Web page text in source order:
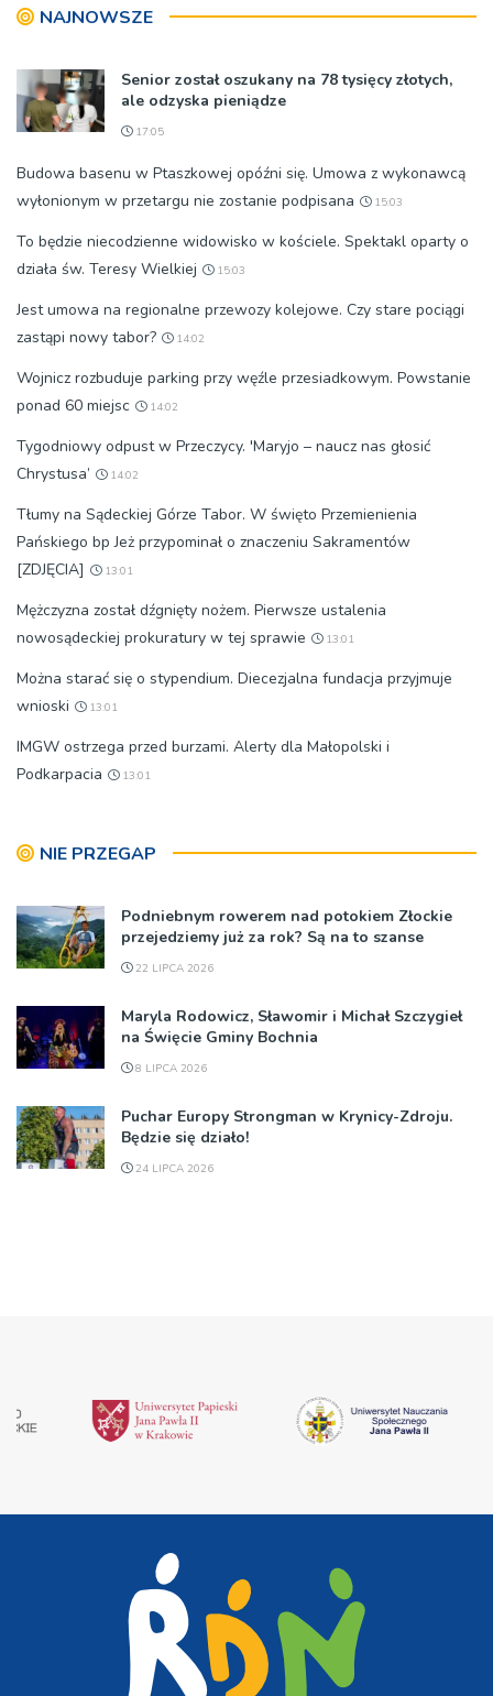
[ZDJĘCIA]
NAJNOWSZE
Senior został oszukany na 78 tysięcy złotych,
ale odzyska pieniądze
17:05
Budowa basenu w Ptaszkowej opóźni się. Umowa z wykonawcą
wyłonionym w przetargu nie zostanie podpisana
15:03
To będzie niecodzienne widowisko w kościele. Spektakl oparty o
działa św. Teresy Wielkiej
15:03
Jest umowa na regionalne przewozy kolejowe. Czy stare pociągi
zastąpi nowy tabor?
14:02
Wojnicz rozbuduje parking przy węźle przesiadkowym. Powstanie
ponad 60 miejsc
14:02
Tygodniowy odpust w Przeczycy. 'Maryjo – naucz nas głosić
Chrystusa’
14:02
Tłumy na Sądeckiej Górze Tabor. W święto Przemienienia
Pańskiego bp Jeż przypominał o znaczeniu Sakramentów
[ZDJĘCIA]
13:01
Mężczyzna został dźgnięty nożem. Pierwsze ustalenia
nowosądeckiej prokuratury w tej sprawie
13:01
Można starać się o stypendium. Diecezjalna fundacja przyjmuje
wnioski
13:01
IMGW ostrzega przed burzami. Alerty dla Małopolski i
Podkarpacia
13:01
NIE PRZEGAP
Podniebnym rowerem nad potokiem Złockie
przejedziemy już za rok? Są na to szanse
22 LIPCA 2026
Maryla Rodowicz, Sławomir i Michał Szczygieł
na Święcie Gminy Bochnia
8 LIPCA 2026
Puchar Europy Strongman w Krynicy-Zdroju.
Będzie się działo!
24 LIPCA 2026